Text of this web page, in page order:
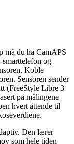
må du ha CamAPS
og
Koble
Sensoren sender
(FreeStyle Libre 3
på målingene
hvert åttende til
Den lærer
som hele tiden